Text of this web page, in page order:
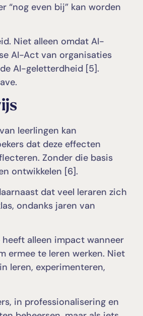
“nog even bij” kan worden
Niet alleen omdat AI-
AI-Act van organisaties
AI-geletterdheid [5].
leerlingen kan
dat deze effecten
Zonder die basis
ontwikkelen [6].
dat veel leraren zich
ondanks jaren van
alleen impact wanneer
ermee te leren werken. Niet
leren, experimenteren,
in professionalisering en